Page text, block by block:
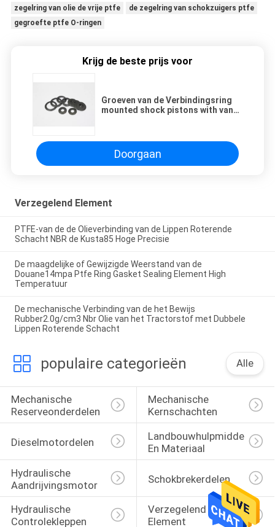
zegelring van olie de vrije ptfe
de zegelring van schokzuigers ptfe
gegroefte ptfe O-ringen
Krijg de beste prijs voor
Groeven van de Verbindingsring
mounted shock pistons with van
Doorgaan
Verzegelend Element
PTFE-van de de Olieverbinding van de Lippen Roterende
Schacht NBR de Kusta85 Hoge Precisie
De maagdelijke of Gewijzigde Weerstand van de
Douane14mpa Ptfe Ring Gasket Sealing Element High
Temperatuur
De mechanische Verbinding van de het Bewijs
Rubber2.0g/cm3 Nbr Olie van het Tractorstof met Dubbele
Lippen Roterende Schacht
populaire categorieën Alle
Mechanische
Reserveonderdelen
Mechanische
Kernschachten
Dieselmotordelen
Landbouwhulpmiddelen
En Materiaal
Hydraulische
Aandrijvingsmotor
Schokbrekerdelen
Hydraulische
Controlekleppen
Verzegelend
Element